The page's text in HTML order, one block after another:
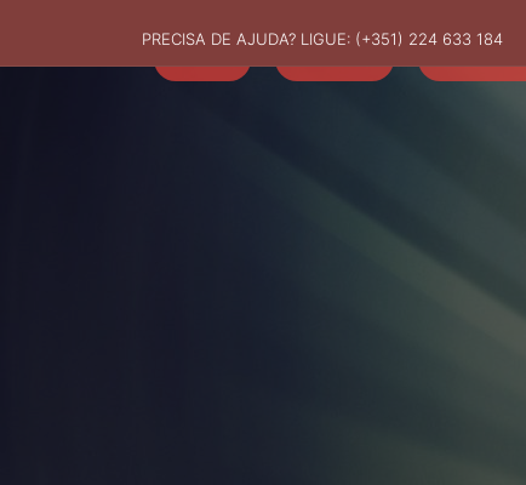
PRECISA DE AJUDA? LIGUE: (+351) 224 633 184